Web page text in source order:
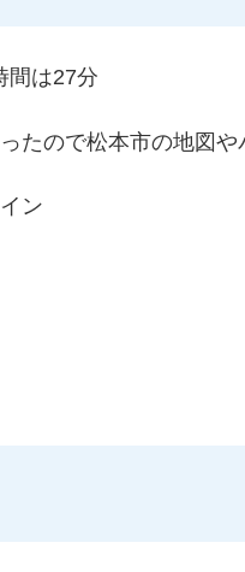
間は27分
たので松本市の地図
ン